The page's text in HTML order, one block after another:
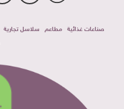
صناعات غذائية مطاعم سلاسل تجارية